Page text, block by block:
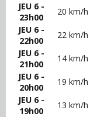
JEU 6 -
23h00
20 km/h
JEU 6 -
22h00
22 km/h
JEU 6 -
21h00
14 km/h
JEU 6 -
20h00
19 km/h
JEU 6 -
19h00
13 km/h